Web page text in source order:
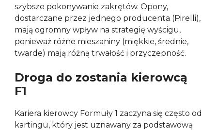
szybsze pokonywanie zakrętów. Opony,
dostarczane przez jednego producenta (Pirelli),
mają ogromny wpływ na strategię wyścigu,
ponieważ różne mieszaniny (miękkie, średnie,
twarde) mają różną trwałość i przyczepność.
Droga do zostania kierowcą
F1
Kariera kierowcy Formuły 1 zaczyna się często od
kartingu, który jest uznawany za podstawową